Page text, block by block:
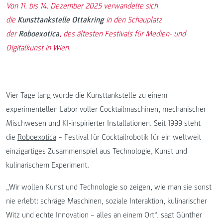
Von 11. bis 14. Dezember 2025 verwandelte sich
die Kunsttankstelle Ottakringin den Schauplatz
derRoboexotica, des ältesten Festivals für Medien- und
Digitalkunst in Wien.
Vier Tage lang wurde die Kunsttankstelle zu einem
experimentellen Labor voller Cocktailmaschinen, mechanischer
Mischwesen und KI-inspirierter Installationen. Seit 1999 steht
die Roboexotica – Festival für Cocktailrobotik für ein weltweit
einzigartiges Zusammenspiel aus Technologie, Kunst und
kulinarischem Experiment.
„Wir wollen Kunst und Technologie so zeigen, wie man sie sonst
nie erlebt: schräge Maschinen, soziale Interaktion, kulinarischer
Witz und echte Innovation – alles an einem Ort“, sagt Günther